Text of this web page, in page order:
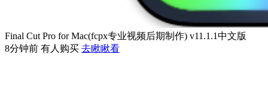
Final Cut Pro for Mac(fcpx专业视频后期制作) v11.1.1中文版
8分钟前 有人购买 去瞅瞅看